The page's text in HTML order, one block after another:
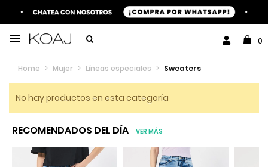
0
Home > Mujer > Líneas especiales > Sweaters
No hay productos en esta categoría
RECOMENDADOS DEL DÍA VER MÁS